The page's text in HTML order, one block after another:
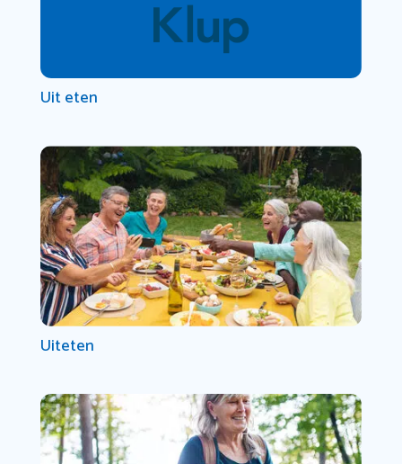
Uit eten
Uiteten